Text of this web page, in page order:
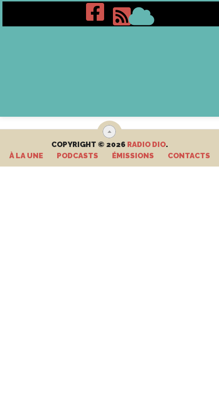
COPYRIGHT © 2026 RADIO DIO.
À LA UNE
PODCASTS ÉMISSIONS CONTACTS